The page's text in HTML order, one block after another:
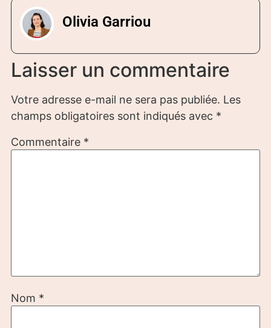
Olivia Garriou
Laisser un commentaire
Votre adresse e-mail ne sera pas publiée. Les
champs obligatoires sont indiqués avec *
Commentaire *
Nom *